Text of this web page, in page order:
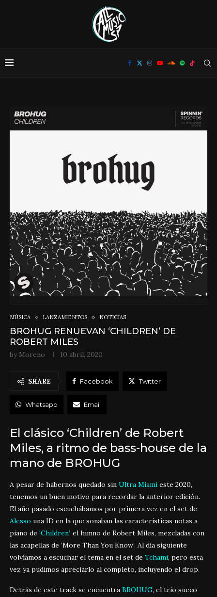
MÚSICA LANZAMIENTOS NOTICIAS
BROHUG RENUEVAN ‘CHILDREN’ DE
ROBERT MILES
by Moreno 10 abril, 2020
SHARE Facebook Twitter
Whatsapp Email
El clásico ‘Children’ de Robert
Miles, a ritmo de bass-house de la
mano de BROHUG
A pesar de habernos quedado sin Ultra Miami este 2020,
tenemos un buen motivo para recordar la anterior edición.
El año pasado escuchábamos por primera vez en el set de
Alesso una ID en la que sonaban las características notas a
piano de ‘Children’, el himno de Robert Miles, mezcladas con
las acapellas de ‘More Than You Know’. Al día siguiente
volvíamos a escuchar el tema en el set de Tchami, pero esta
vez ya pudimos apreciarlo al completo, incluyendo el drop.
Detrás de este track se encuentra BROHUG, el trío sueco